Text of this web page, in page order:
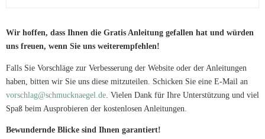
Wir hoffen, dass Ihnen die Gratis Anleitung gefallen hat und würden
uns freuen, wenn Sie uns weiterempfehlen!
Falls Sie Vorschläge zur Verbesserung der Website oder der Anleitungen
haben, bitten wir Sie uns diese mitzuteilen. Schicken Sie eine E-Mail an
vorschlag@schmucknaegel.de . Vielen Dank für Ihre Unterstützung und viel
Spaß beim Ausprobieren der kostenlosen Anleitungen.
Bewundernde Blicke sind Ihnen garantiert!